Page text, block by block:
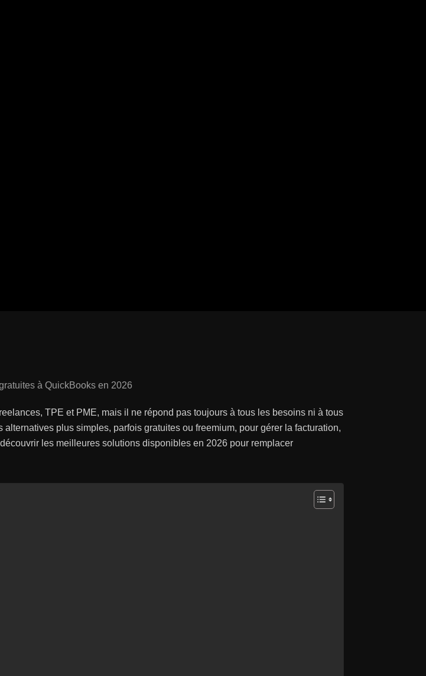
TPE et PME, mais il ne répond pas toujours à tous les besoins ni à tous
plus simples, parfois gratuites ou freemium, pour gérer la facturation,
les meilleures solutions disponibles en 2026 pour remplacer